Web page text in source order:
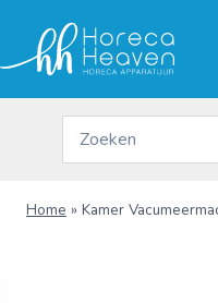
inhoud
Home » Kamer